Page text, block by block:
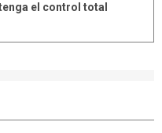
el control total